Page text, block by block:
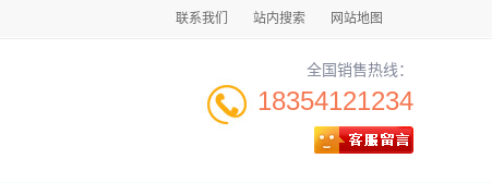
联系我们 站内搜索 网站地图
全国销售热线：
18354121234